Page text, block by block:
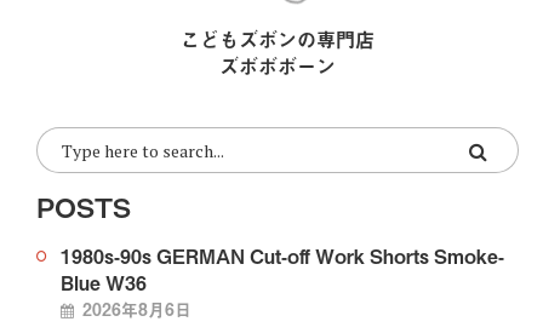
こどもズボンの専門店
ズボボボーン
POSTS
1980s-90s GERMAN Cut-off Work Shorts Smoke-
Blue W36
2026年8月6日